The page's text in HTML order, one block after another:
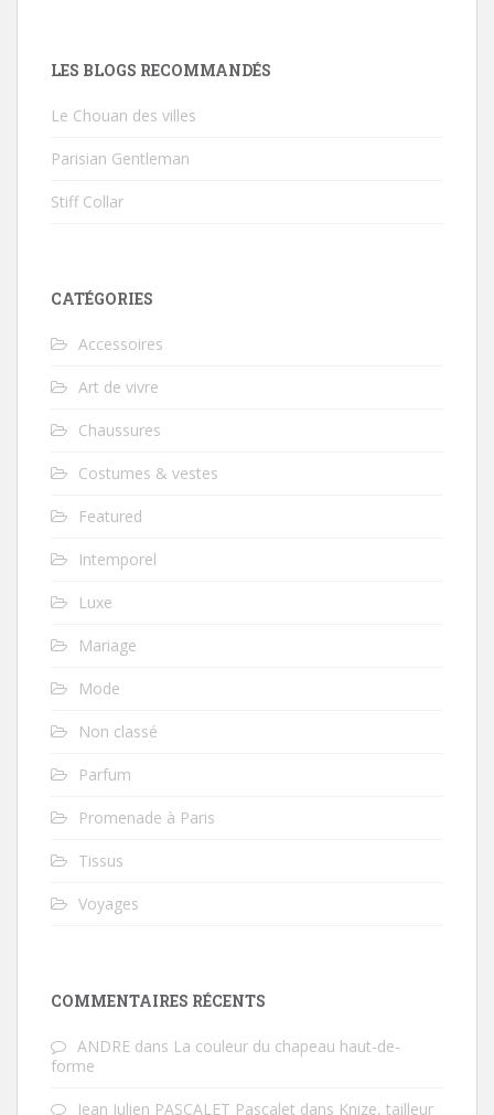
LES BLOGS RECOMMANDÉS
Le Chouan des villes
Parisian Gentleman
Stiff Collar
CATÉGORIES
Accessoires
Art de vivre
Chaussures
Costumes & vestes
Featured
Intemporel
Luxe
Mariage
Mode
Non classé
Parfum
Promenade à Paris
Tissus
Voyages
COMMENTAIRES RÉCENTS
ANDRE dans La couleur du chapeau haut-de-
forme
Jean Julien PASCALET Pascalet dans Knize, tailleur